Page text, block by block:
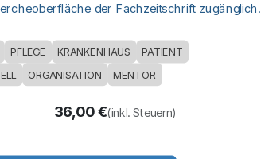
der Fachzeitschrift zugänglich.
PFLEGE KRANKENHAUS PATIENT
ORGANISATION MENTOR
36,00€(inkl. Steuern)